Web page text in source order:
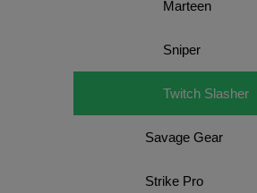
Marteen
Sniper
Twitch Slasher
Savage Gear
Strike Pro